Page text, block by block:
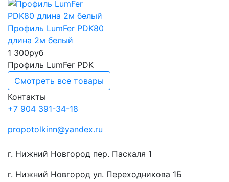
Профиль LumFer PDK80
длина 2м белый
1 300руб
Профиль LumFer PDK
Смотреть все товары
Контакты
+7 904 391-34-18
propotolkinn@yandex.ru
г. Нижний Новгород пер. Паскаля 1
г. Нижний Новгород ул. Переходникова 1Б